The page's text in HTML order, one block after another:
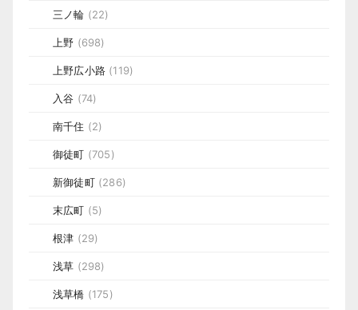
三ノ輪 (22)
上野 (698)
上野広小路 (119)
入谷 (74)
南千住 (2)
御徒町 (705)
新御徒町(286)
末広町 (5)
根津 (29)
浅草 (298)
浅草橋 (175)